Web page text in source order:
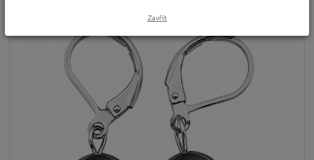
Zavřít